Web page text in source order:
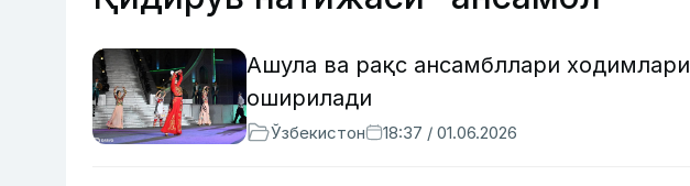
Ашула ва рақс ансамбллари
оширилади
Ўзбекистон 18:37 / 01.06.2026